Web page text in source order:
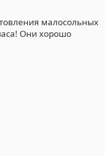
малосольных
Они хорошо